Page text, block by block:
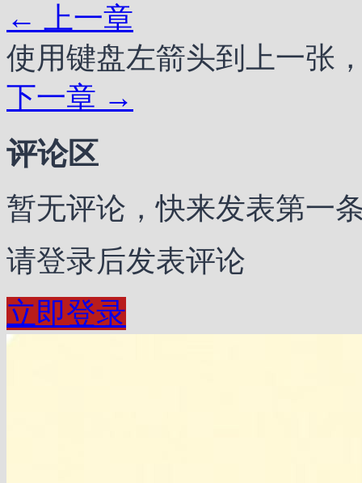
← 上一章
使用键盘左箭头到上一张
下一章 →
评论区
暂无评论，快来发表第一
请登录后发表评论
立即登录